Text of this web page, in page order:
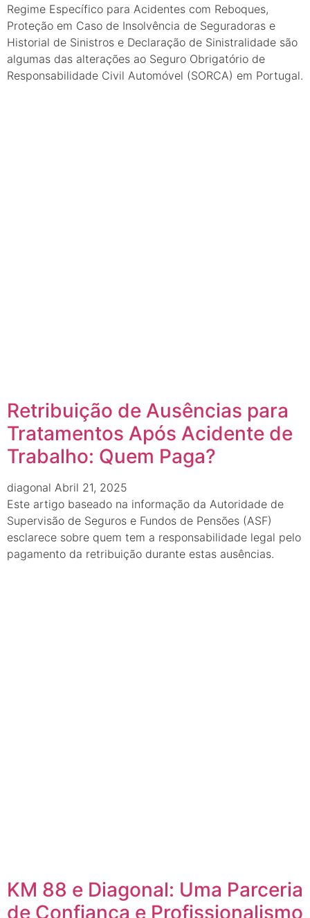
Regime Específico para Acidentes com Reboques,
Proteção em Caso de Insolvência de Seguradoras e
Historial de Sinistros e Declaração de Sinistralidade são
algumas das alterações ao Seguro Obrigatório de
Responsabilidade Civil Automóvel (SORCA) em Portugal.
Retribuição de Ausências para
Tratamentos Após Acidente de
Trabalho: Quem Paga?
diagonal Abril 21, 2025
Este artigo baseado na informação da Autoridade de
Supervisão de Seguros e Fundos de Pensões (ASF)
esclarece sobre quem tem a responsabilidade legal pelo
pagamento da retribuição durante estas ausências.
KM 88 e Diagonal: Uma Parceria
de Confiança e Profissionalismo